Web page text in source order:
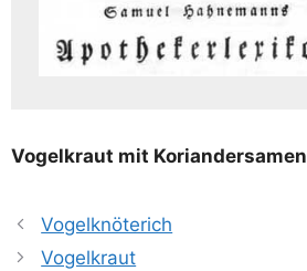
Vogel­kraut mit Kori­an­der­sa­men
Vogelknöterich
Vogelkraut